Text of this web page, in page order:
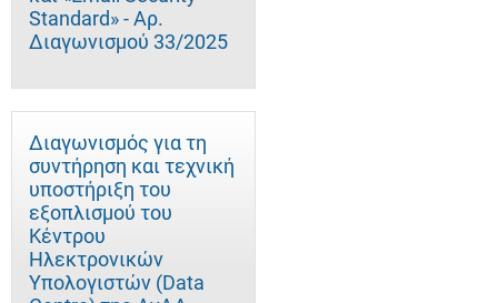
Standard» - Αρ.
Διαγωνισμού 33/2025
Διαγωνισμός για τη
συντήρηση και τεχνική
υποστήριξη του
εξοπλισμού του
Κέντρου
Ηλεκτρονικών
Υπολογιστών (Data